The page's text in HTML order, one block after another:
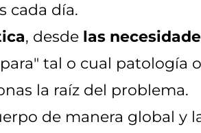
cada día.
, desde las
tal o cual patología
la raíz del problema.
de manera global y